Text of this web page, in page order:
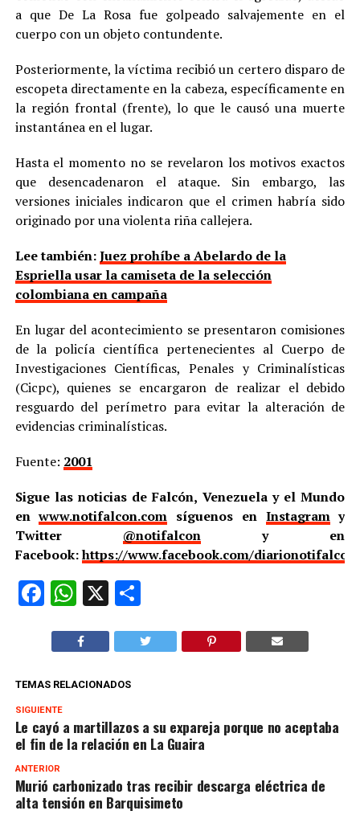
a que De La Rosa fue golpeado salvajemente en el
cuerpo con un objeto contundente.
Posteriormente, la víctima recibió un certero disparo de
escopeta directamente en la cabeza, específicamente en
la región frontal (frente), lo que le causó una muerte
instantánea en el lugar.
Hasta el momento no se revelaron los motivos exactos
que desencadenaron el ataque. Sin embargo, las
versiones iniciales indicaron que el crimen habría sido
originado por una violenta riña callejera.
Lee también:Juez prohíbe a Abelardo de la
Espriella usar la camiseta de la selección
colombiana en campaña
En lugar del acontecimiento se presentaron comisiones
de la policía científica pertenecientes al Cuerpo de
Investigaciones Científicas, Penales y Criminalísticas
(Cicpc), quienes se encargaron de realizar el debido
resguardo del perímetro para evitar la alteración de
evidencias criminalísticas.
Fuente: 2001
Sigue las noticias de Falcón, Venezuela y el Mundo
enwww.notifalcon.com síguenos en Instagramy
Twitter @notifalcony en
Facebook:https://www.facebook.com/
Facebook
WhatsApp
X Compartir
TEMAS RELACIONADOS
SIGUIENTE
Le cayó a martillazos a su expareja porque no aceptaba
el fin de la relación en La Guaira
ANTERIOR
Murió carbonizado tras recibir descarga eléctrica de
alta tensión en Barquisimeto